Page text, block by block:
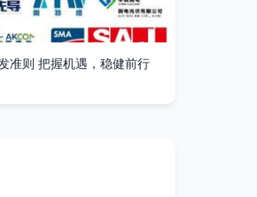
准则 把握机遇，稳健前行